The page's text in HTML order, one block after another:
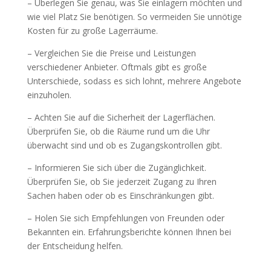
– Überlegen Sie genau, was Sie einlagern möchten und
wie viel Platz Sie benötigen. So vermeiden Sie unnötige
Kosten für zu große Lagerräume.
– Vergleichen Sie die Preise und Leistungen
verschiedener Anbieter. Oftmals gibt es große
Unterschiede, sodass es sich lohnt, mehrere Angebote
einzuholen.
– Achten Sie auf die Sicherheit der Lagerflächen.
Überprüfen Sie, ob die Räume rund um die Uhr
überwacht sind und ob es Zugangskontrollen gibt.
– Informieren Sie sich über die Zugänglichkeit.
Überprüfen Sie, ob Sie jederzeit Zugang zu Ihren
Sachen haben oder ob es Einschränkungen gibt.
– Holen Sie sich Empfehlungen von Freunden oder
Bekannten ein. Erfahrungsberichte können Ihnen bei
der Entscheidung helfen.